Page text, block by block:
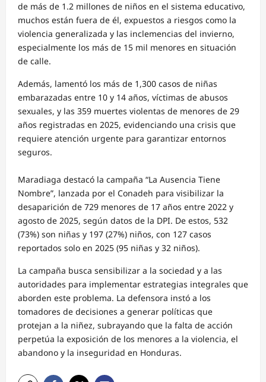
de más de 1.2 millones de niños en el sistema educativo,
muchos están fuera de él, expuestos a riesgos como la
violencia generalizada y las inclemencias del invierno,
especialmente los más de 15 mil menores en situación
de calle.
Además, lamentó los más de 1,300 casos de niñas
embarazadas entre 10 y 14 años, víctimas de abusos
sexuales, y las 359 muertes violentas de menores de 29
años registradas en 2025, evidenciando una crisis que
requiere atención urgente para garantizar entornos
seguros.
Maradiaga destacó la campaña “La Ausencia Tiene
Nombre”, lanzada por el Conadeh para visibilizar la
desaparición de 729 menores de 17 años entre 2022 y
agosto de 2025, según datos de la DPI. De estos, 532
(73%) son niñas y 197 (27%) niños, con 127 casos
reportados solo en 2025 (95 niñas y 32 niños).
La campaña busca sensibilizar a la sociedad y a las
autoridades para implementar estrategias integrales que
aborden este problema. La defensora instó a los
tomadores de decisiones a generar políticas que
protejan a la niñez, subrayando que la falta de acción
perpetúa la exposición de los menores a la violencia, el
abandono y la inseguridad en Honduras.